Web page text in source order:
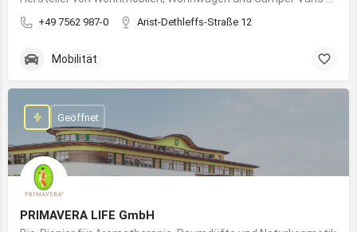
+49 7562 987-0 Arist-Dethleffs-Straße 12
Mobilität
PRIMAVERA LIFE GmbH
Geöffnet